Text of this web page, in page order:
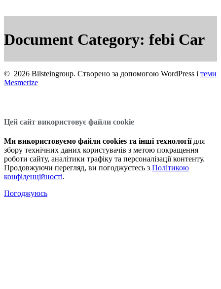
Document Category: febi Car
© 2026 Bilsteingroup. Створено за допомогою WordPress і теми
Mesmerize
Цей сайт використовує файли cookie
Ми використовуємо файли cookies та інші технологіїдля
збору технічних даних користувачів з метою покращення
роботи сайту, аналітики трафіку та персоналізації контенту.
Продовжуючи перегляд, ви погоджуєтесь з Політикою
конфіденційності.
Погоджуюсь